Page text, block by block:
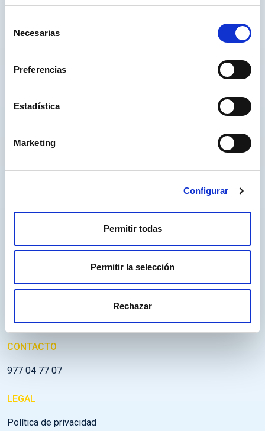
Necesarias
Preferencias
Estadística
Marketing
Configurar
Permitir todas
Permitir la selección
Rechazar
Inicio
Contacto
Trabaja con nosotros
CONTACTO
977 04 77 07
LEGAL
Política de privacidad